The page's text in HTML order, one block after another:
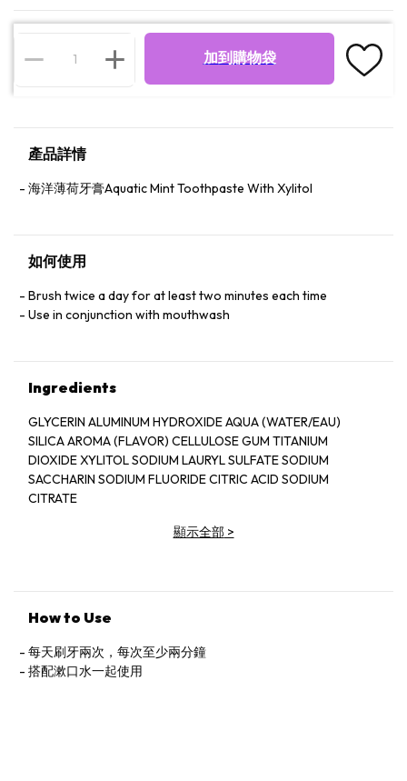
加到購物袋
產品詳情
海洋薄荷牙膏Aquatic Mint Toothpaste With Xylitol
如何使用
Brush twice a day for at least two minutes each time
Use in conjunction with mouthwash
Ingredients
GLYCERIN ALUMINUM HYDROXIDE AQUA (WATER/EAU)
SILICA AROMA (FLAVOR) CELLULOSE GUM TITANIUM
DIOXIDE XYLITOL SODIUM LAURYL SULFATE SODIUM
SACCHARIN SODIUM FLUORIDE CITRIC ACID SODIUM
CITRATE
顯示全部>
How to Use
每天刷牙兩次，每次至少兩分鐘
搭配漱口水一起使用